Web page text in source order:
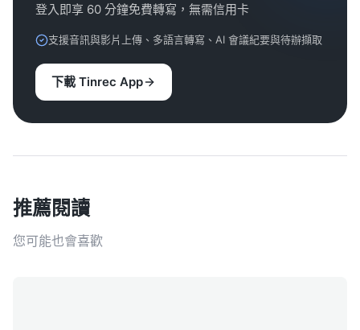
登入即享 60 分鐘免費轉寫，無需信用卡
支援音訊與影片上傳、多語言轉寫、AI 會議紀要與待辦擷取
下載 Tinrec App
推薦閱讀
您可能也會喜歡